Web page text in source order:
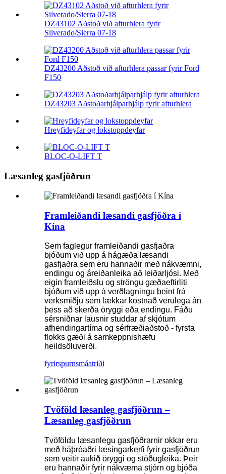
DZ43102 Aðstoð við afturhlera fyrir
Silverado/Sierra 07-18
DZ43200 Aðstoð við afturhlera passar fyrir Ford
F150
DZ43203 Aðstoðarhjálparhjálp fyrir afturhlera
Hreyfideyfar og lokstoppdeyfar
BLOC-O-LIFT T
Læsanleg gasfjöðrun
Framleiðandi læsandi gasfjöðra í
Kína
Sem faglegur framleiðandi gasfjaðra
bjóðum við upp á hágæða læsandi
gasfjaðra sem eru hannaðir með nákvæmni,
endingu og áreiðanleika að leiðarljósi. Með
eigin framleiðslu og ströngu gæðaeftirliti
bjóðum við upp á verðlagningu beint frá
verksmiðju sem lækkar kostnað verulega án
þess að skerða öryggi eða endingu. Fáðu
sérsniðnar lausnir studdar af skjótum
afhendingartíma og sérfræðiaðstoð - fyrsta
flokks gæði á samkeppnishæfu
heildsöluverði.
fyrirspurnsmáatriði
Tvöföld læsanleg gasfjöðrun –
Læsanleg gasfjöðrun
Tvöföldu læsanlegu gasfjöðrarnir okkar eru
með háþróaðri læsingarkerfi fyrir gasfjöðrun
sem veitir aukið öryggi og stöðugleika. Þeir
eru hannaðir fyrir nákvæma stjórn og bjóða